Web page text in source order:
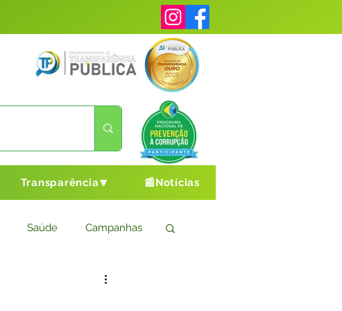
Transparência🔽 📰Notícias
Saúde Campanhas
Cultura e Esporte